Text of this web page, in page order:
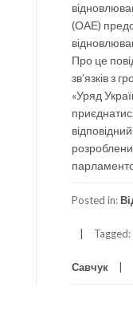
(ОАЕ)
Про це
зв’язків з
«Уряд
Posted in:
Tagged:
Савчук